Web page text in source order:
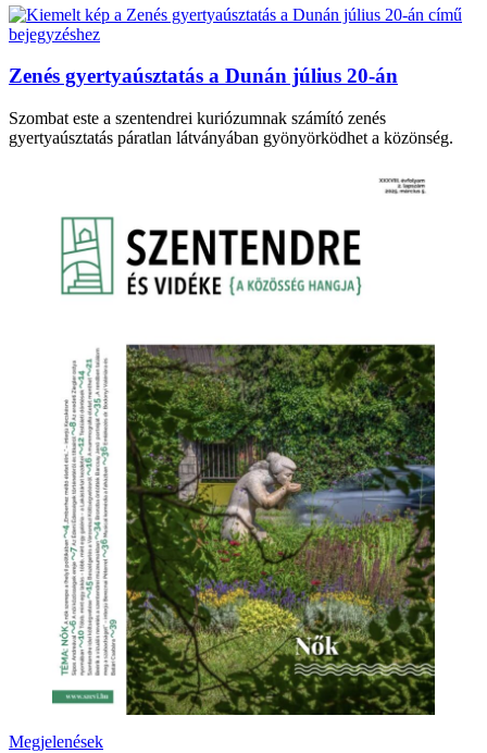
Zenés gyertyaúsztatás a Dunán július 20-án
Szombat este a szentendrei kuriózumnak számító zenés
gyertyaúsztatás páratlan látványában gyönyörködhet a közönség.
Megjelenések